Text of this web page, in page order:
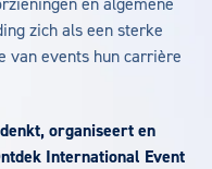
zich als een sterke
van events hun carrière
organiseert en
International Event